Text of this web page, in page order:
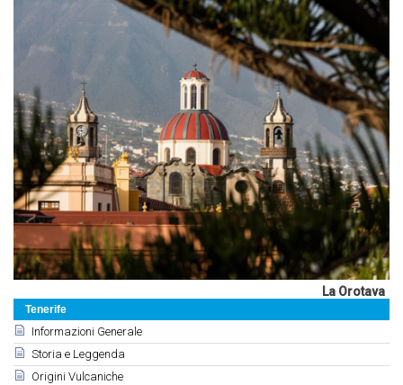
Tenerife
Informazioni Generale
Storia e Leggenda
Origini Vulcaniche
La Orotava